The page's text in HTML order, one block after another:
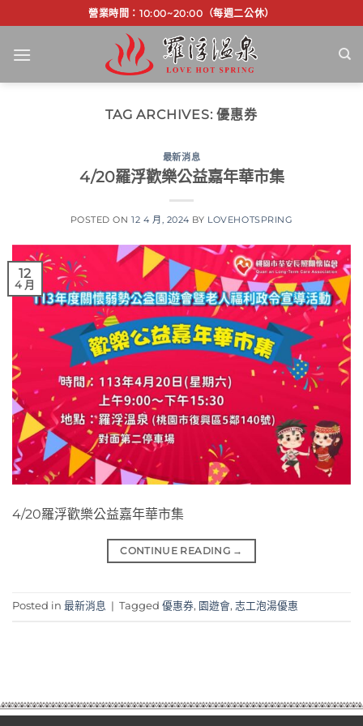
to
content
營業時間：10:00~20:00（每週二公休）
TAG ARCHIVES:優惠券
最新消息
4/20羅浮歡樂公益嘉年華市集
POSTED ON12 4 月, 2024 BY LOVEHOTSPRING
12
4 月
4/20羅浮歡樂公益嘉年華市集
CONTINUE READING →
Posted in 最新消息 | Tagged 優惠券, 園遊會, 志工泡湯優惠